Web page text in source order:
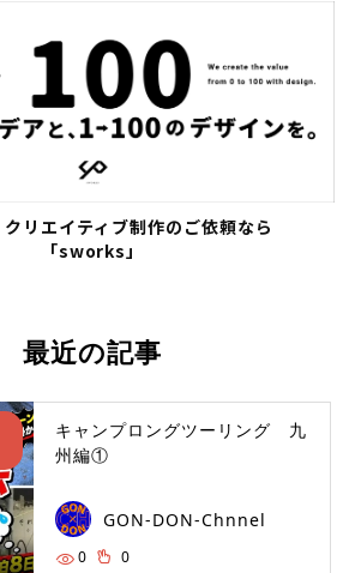
リエイティブ制作のご依頼なら
「sworks」
最近の記事
キャンプロングツーリング 九
州編①
GON-DON-Chnnel
0 0